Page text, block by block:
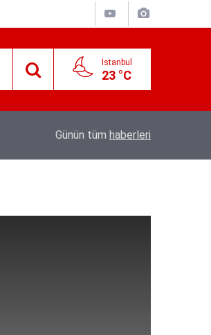
İstanbul
23 °C
Kıymetli Cumhurbaşkanımız’a Arz Olunur
Günün tüm haberleri